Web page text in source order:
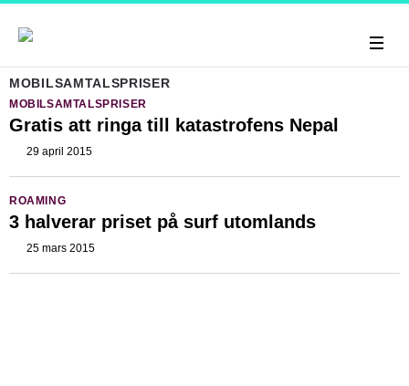
MOBILSAMTALSPRISER
MOBILSAMTALSPRISER
Gratis att ringa till katastrofens Nepal
29 april 2015
ROAMING
3 halverar priset på surf utomlands
25 mars 2015